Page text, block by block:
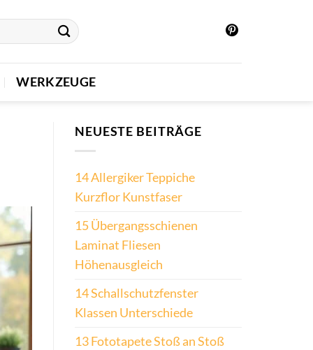
WERKZEUGE
NEUESTE BEITRÄGE
14 Allergiker Teppiche
Kurzflor Kunstfaser
15 Übergangsschienen
Laminat Fliesen
Höhenausgleich
14 Schallschutzfenster
Klassen Unterschiede
13 Fototapete Stoß an Stoß